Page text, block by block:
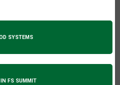
SYSTEMS
IN FS SUMMIT